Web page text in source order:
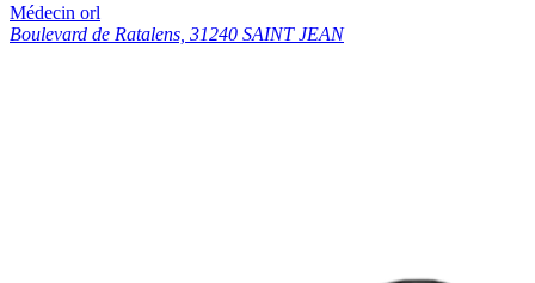
Médecin orl
Boulevard de Ratalens, 31240 SAINT JEAN